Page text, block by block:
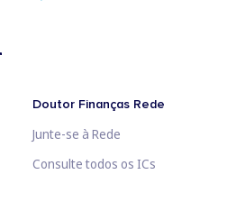
Doutor Finanças Rede
Junte-se à Rede
Consulte todos os ICs